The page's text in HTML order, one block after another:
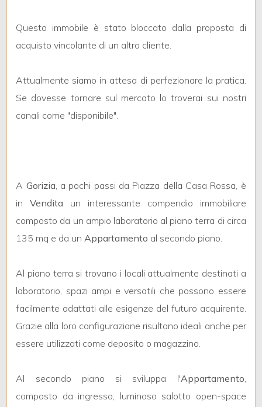
Questo immobile è stato bloccato dalla proposta di
acquisto vincolante di un altro cliente.
Attualmente siamo in attesa di perfezionare la pratica.
Se dovesse tornare sul mercato lo troverai sui nostri
canali come "disponibile".
A Gorizia, a pochi passi da Piazza della Casa Rossa, è
inVendita un interessante compendio immobiliare
composto da un ampio laboratorio al piano terra di circa
135 mq e da unAppartamento al secondo piano.
Al piano terra si trovano i locali attualmente destinati a
laboratorio, spazi ampi e versatili che possono essere
facilmente adattati alle esigenze del futuro acquirente.
Grazie alla loro configurazione risultano ideali anche per
essere utilizzati come deposito o magazzino.
Al secondo piano si sviluppa l'Appartamento,
composto da ingresso, luminoso salotto open-space
minimi
1
2
4
5
Bagni